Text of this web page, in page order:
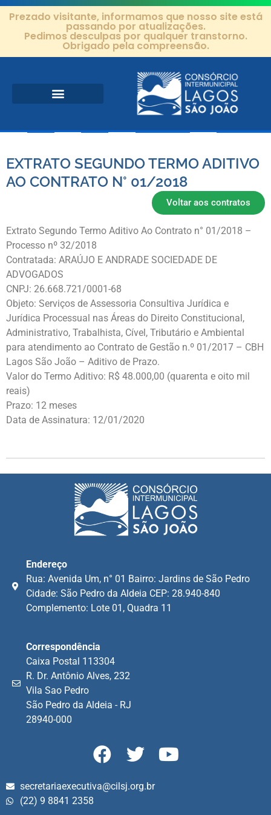
Prezado visitante, informamos que nosso site está
passando por atualizações.
Pedimos desculpas por qualquer transtorno.
Obrigado pela compreensão.
EXTRATO SEGUNDO TERMO ADITIVO
AO CONTRATO N° 01/2018
Voltar aos contratos
Extrato Segundo Termo Aditivo Ao Contrato n° 01/2018 –
Processo nº 32/2018
Contratada: ARAÚJO E ANDRADE SOCIEDADE DE
ADVOGADOS
CNPJ: 26.668.721/0001-68
Objeto: Serviços de Assessoria Consultiva Jurídica e
Jurídica Processual nas Áreas do Direito Constitucional,
Administrativo, Trabalhista, Cível, Tributário e Ambiental
para atendimento ao Contrato de Gestão n.º 01/2017 – CBH
Lagos São João – Aditivo de Prazo.
Valor do Termo Aditivo: R$ 48.000,00 (quarenta e oito mil
reais)
Prazo: 12 meses
Data de Assinatura: 12/01/2020
Endereço
Rua: Avenida Um, n° 01 Bairro: Jardins de São Pedro
Cidade: São Pedro da Aldeia CEP: 28.940-840
Complemento: Lote 01, Quadra 11
Correspondência
Caixa Postal 113304
R. Dr. Antônio Alves, 232
Vila Sao Pedro
São Pedro da Aldeia - RJ
28940-000
secretariaexecutiva@cilsj.org.br
(22) 9 8841 2358